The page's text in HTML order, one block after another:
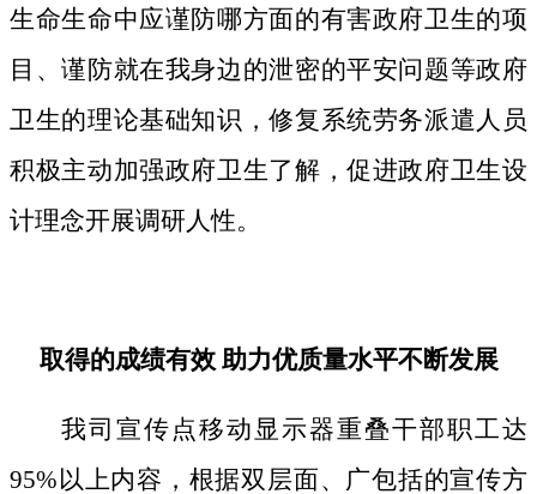
生命生命中应谨防哪方面的有害政府卫生的项
目、谨防就在我身边的泄密的平安问题等政府
卫生的理论基础知识，修复系统劳务派遣人员
积极主动加强政府卫生了解，促进政府卫生设
计理念开展调研人性。
取得的成绩有效 助力优质量水平不断发展
我司宣传点移动显示器重叠干部职工达
95%以上内容，根据双层面、广包括的宣传方